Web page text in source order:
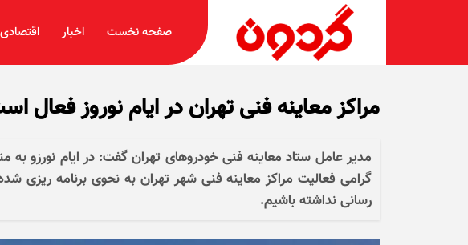
صفحه نخست اخبار اقتصادی
مراکز معاینه فنی تهران در ایام نوروز فعال
مدیر عامل ستاد معاینه فنی خودرو‌های تهران گفت: در ایام نورزو به
گرامی فعالیت مراکز معاینه فنی شهر تهران به نحوی برنامه
رسانی نداشته باشیم.